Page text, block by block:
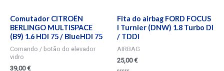
Comutador CITROËN
BERLINGO MULTISPACE
(B9) 1.6 HDi 75 / BlueHDi 75
Comando / botão do elevador
vidro
39,00€
Fita do airbag FORD FOCUS
I Turnier (DNW) 1.8 Turbo DI
/ TDDi
AIRBAG
25,00€